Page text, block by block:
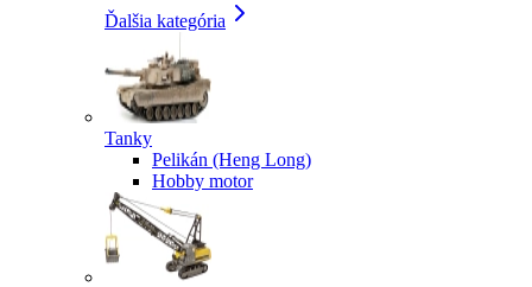
Ďalšia kategória
Tanky
Pelikán (Heng Long)
Hobby motor